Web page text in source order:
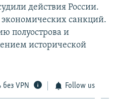
действия России.
санкций.
полуострова и
исторической
без VPN Follow us